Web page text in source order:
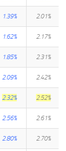
1.39% 2.01%
1.62% 2.17%
1.85% 2.31%
2.09% 2.42%
2.32% 2.52%
2.56% 2.61%
2.80% 2.70%